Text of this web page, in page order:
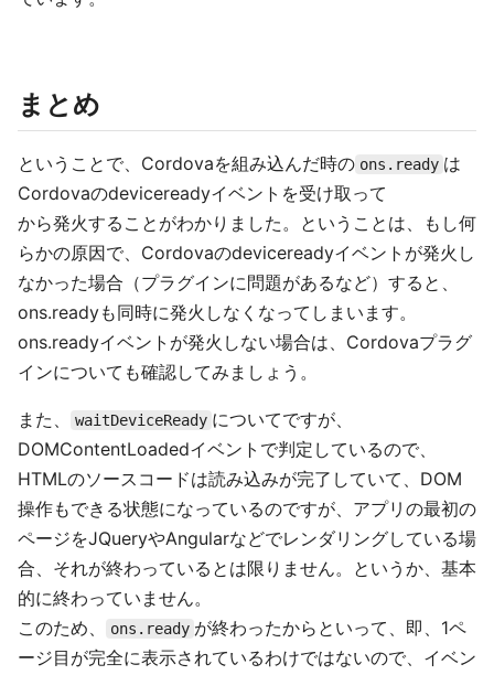
まとめ
ということで、Cordovaを組み込んだ時の ons.ready は
Cordovaのdevicereadyイベントを受け取って
から発火することがわかりました。ということは、もし何
らかの原因で、Cordovaのdevicereadyイベントが発火し
なかった場合（プラグインに問題があるなど）すると、
ons.readyも同時に発火しなくなってしまいます。
ons.readyイベントが発火しない場合は、Cordovaプラグ
インについても確認してみましょう。
また、 waitDeviceReady についてですが、
DOMContentLoadedイベントで判定しているので、
HTMLのソースコードは読み込みが完了していて、DOM
操作もできる状態になっているのですが、アプリの最初の
ページをJQueryやAngularなどでレンダリングしている場
合、それが終わっているとは限りません。というか、基本
的に終わっていません。
このため、
ons.ready が終わったからといって、即、1ペ
ージ目が完全に表示されているわけではないので、イベン